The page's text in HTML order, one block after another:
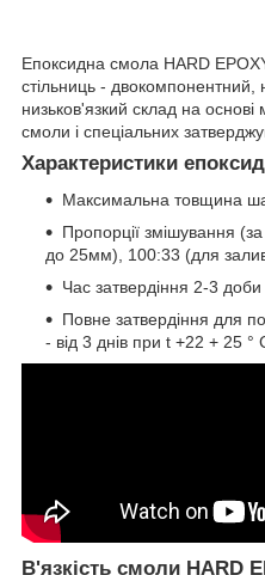
Епоксидна смола HARD
стільниць - двокомпонентний,
низьков'язкий склад на
смоли і спеціальних
Характеристики
Максимальна товщина
Пропорції змішування
до 25мм), 100:33 (для
Час затвердіння 2-3 доби
Повне затвердіння для
- від 3 днів при t +22 + 25 °
В'язкість смоли HARD